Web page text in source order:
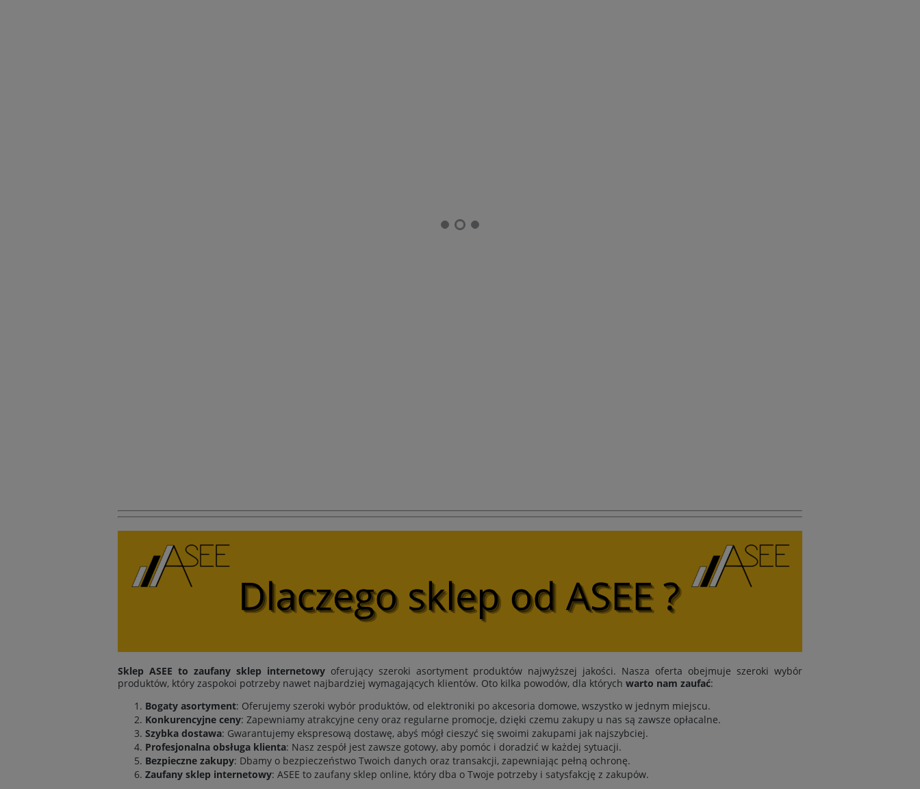
Sklep ASEE to zaufany sklep internetowyoferujący szeroki asortyment produktów najwyższej jakości. Nasza oferta obejmuje szeroki wybór
produktów, który zaspokoi potrzeby nawet najbardziej wymagających klientów. Oto kilka powodów, dla których warto nam zaufać:
Bogaty asortyment: Oferujemy szeroki wybór produktów, od elektroniki po akcesoria domowe, wszystko w jednym miejscu.
Konkurencyjne ceny: Zapewniamy atrakcyjne ceny oraz regularne promocje, dzięki czemu zakupy u nas są zawsze opłacalne.
Szybka dostawa: Gwarantujemy ekspresową dostawę, abyś mógł cieszyć się swoimi zakupami jak najszybciej.
Profesjonalna obsługa klienta: Nasz zespół jest zawsze gotowy, aby pomóc i doradzić w każdej sytuacji.
Bezpieczne zakupy: Dbamy o bezpieczeństwo Twoich danych oraz transakcji, zapewniając pełną ochronę.
Zaufany sklep internetowy: ASEE to zaufany sklep online, który dba o Twoje potrzeby i satysfakcję z zakupów.